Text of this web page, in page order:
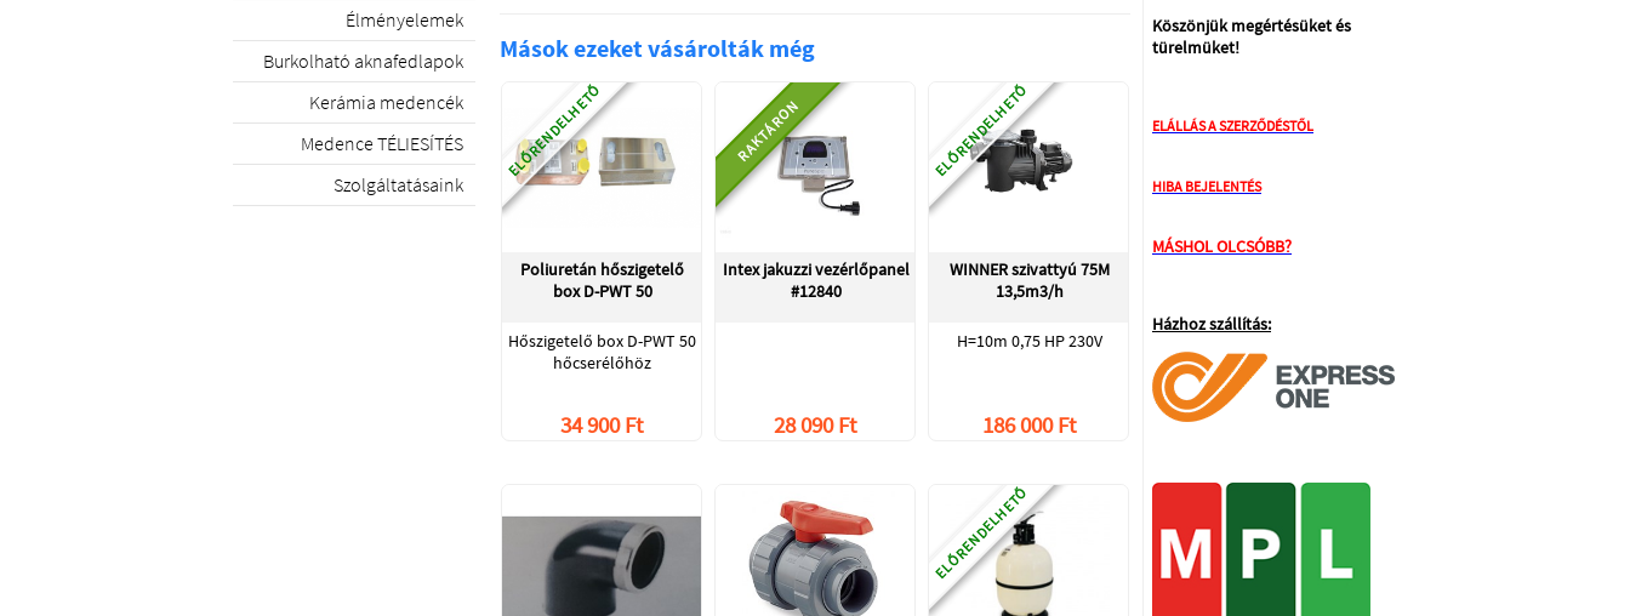
Élményelemek
Burkolható aknafedlapok
Kerámia medencék
Medence TÉLIESÍTÉS
Szolgáltatásaink
Mások ezeket vásárolták még
ELŐRENDELHETŐ
Poliuretán hőszigetelő
box D-PWT 50
Hőszigetelő box D-PWT 50
hőcserélőhöz
34 900 Ft
RAKTÁRON
Intex jakuzzi vezérlőpanel
#12840
28 090 Ft
ELŐRENDELHETŐ
WINNER szivattyú 75M
13,5m3/h
H=10m 0,75 HP 230V
186 000 Ft
ELŐRENDELHETŐ
Köszönjük megértésüket és
türelmüket!
ELÁLLÁS A SZERZŐDÉSTŐL
HIBA BEJELENTÉS
MÁSHOL OLCSÓBB?
Házhoz szállítás: